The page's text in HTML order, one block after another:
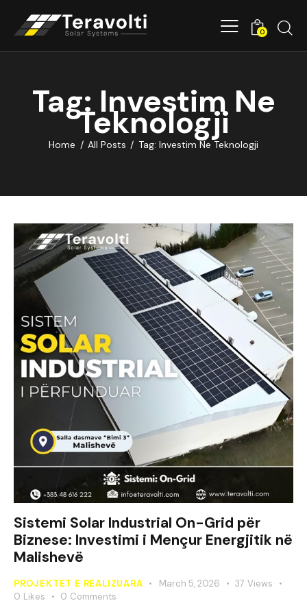
0
Tag: Investim Ne
Teknologji
Home All Posts Tag: Investim Ne Teknologji
Sistemi Solar Industrial On-Grid për
Biznese: Investimi i Mençur Energjitik në
Malishevë
PROJEKTET E REALIZUARA March 5, 2026 37 Views
0 Likes 0 Comments